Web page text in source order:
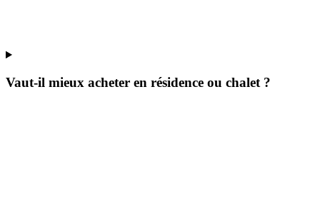
Vaut-il mieux acheter en résidence ou chalet ?